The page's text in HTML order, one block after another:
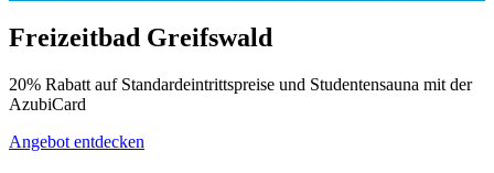
Freizeitbad Greifswald
20% Rabatt auf Standardeintrittspreise und Studentensauna mit der
AzubiCard
Angebot entdecken